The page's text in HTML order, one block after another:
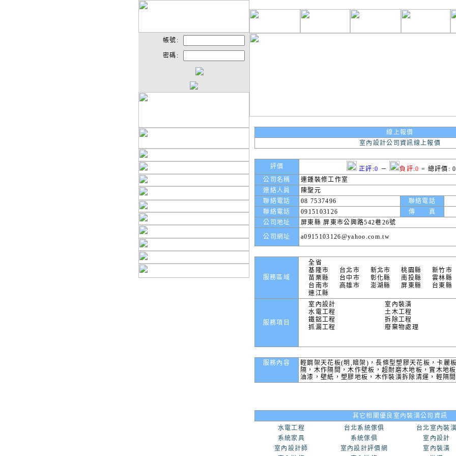
帳號:
密碼:
線上報價
室內設計公司資訊線上報價
評價 正評:0 － 負評:0= 總評價
公司名稱
連鍾裝修工作室
連絡人員
陳聖元
聯絡電話
08 7537496
聯絡電話
聯絡電話
0915103126
傳 真
公司地址
屏東縣 屏東市公興路542巷26號
公司網址
a0915103126@yahoo.com.tw
服務區域
全省
基隆市
台北市 新北市 桃園縣 新竹市
苗栗縣
台中市 彰化縣 南投縣 雲林縣
台南市
高雄市 澎湖縣 屏東縣 台東縣
連江縣
服務項目
室內設計 室內裝潢
水電工程
土木工程
鐵鋁工程
拆除工程
抓漏工程
廢棄物處理
服務內容
輕鋼架天花板(明,暗架)，長條型塑膠天花板，卡麗
隔，木作隔間，木作壁板，超耐磨木地板，實木地
油漆，壁紙，塑膠地板，木作裝潢拆除清運，輕隔
其它相關優良室內裝潢公司資訊
水電工程
台北系統傢俱 台北室內裝潢
系統家具
系統傢俱 室內設計
室內設計師
室內設計評價網 室內裝潢